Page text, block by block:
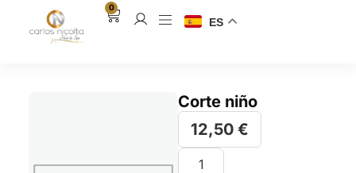
0
ES
Corte niño
12,50 €